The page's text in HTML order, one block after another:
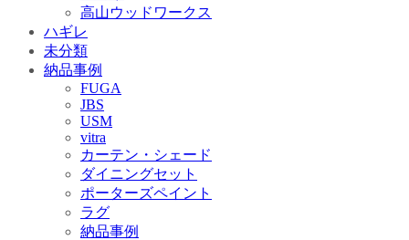
高山ウッドワークス
ハギレ
未分類
納品事例
FUGA
JBS
USM
vitra
カーテン・シェード
ダイニングセット
ポーターズペイント
ラグ
納品事例